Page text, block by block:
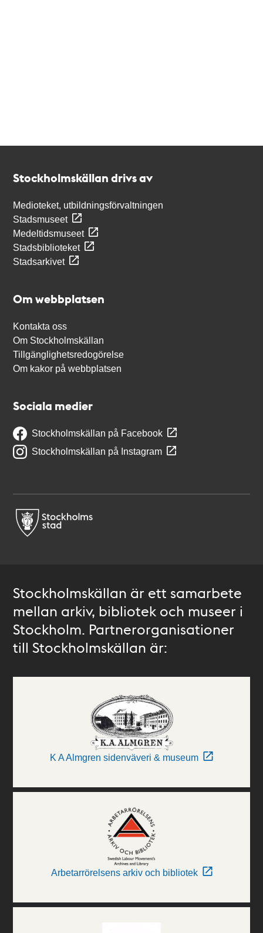
Stockholmskällan drivs av
Medioteket, utbildningsförvaltningen
Stadsmuseet
Medeltidsmuseet
Stadsbiblioteket
Stadsarkivet
Om webbplatsen
Kontakta oss
Om Stockholmskällan
Tillgänglighetsredogörelse
Om kakor på webbplatsen
Sociala medier
Stockholmskällan på Facebook
Stockholmskällan på Instagram
Stockholmskällan är ett samarbete
mellan arkiv, bibliotek och museer i
Stockholm. Partnerorganisationer
till Stockholmskällan är:
K A Almgren sidenväveri & museum
Arbetarrörelsens arkiv och bibliotek